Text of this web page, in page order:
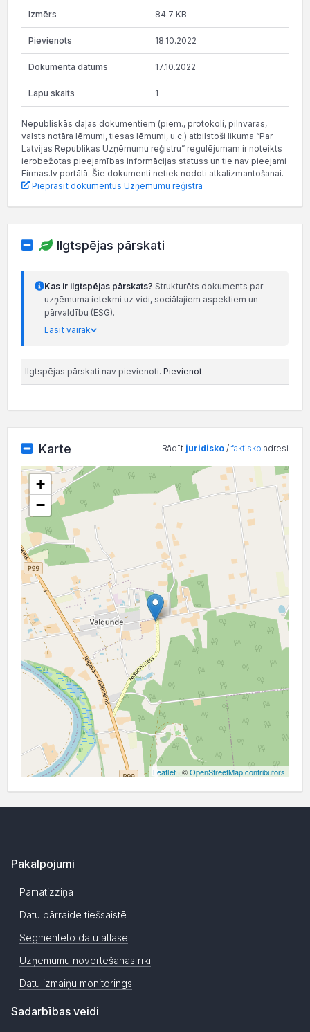
84.7 KB
18.10.2022
17.10.2022
1
Nepubliskās daļas dokumentiem (piem., protokoli, pilnvaras,
valsts notāra lēmumi, tiesas lēmumi, u.c.) atbilstoši likuma “Par
Latvijas Republikas Uzņēmumu reģistru” regulējumam ir noteikts
ierobežotas pieejamības informācijas statuss un tie nav pieejami
Firmas.lv portālā. Šie dokumenti netiek nodoti atkalizmantošanai.
Pieprasīt dokumentus Uzņēmumu reģistrā
Ilgtspējas pārskati
Kas ir ilgtspējas pārskats? Strukturēts dokuments par
uzņēmuma ietekmi uz vidi, sociālajiem aspektiem un
pārvaldību (ESG).
Lasīt vairāk
Ilgtspējas pārskati nav pievienoti. Pievienot
Karte Rādīt juridisko /faktisko adresi
+
−
Leaflet | ©OpenStreetMap contributors
Pakalpojumi
Pamatizziņa
Datu pārraide tiešsaistē
Segmentēto datu atlase
Uzņēmumu novērtēšanas rīki
Datu izmaiņu monitorings
Sadarbības veidi